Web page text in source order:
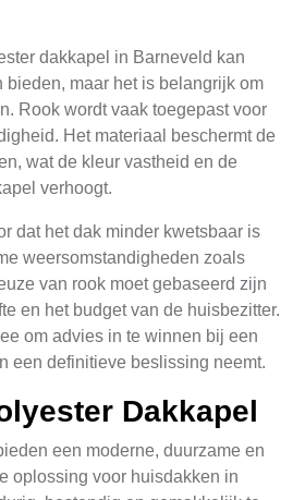
dakkapel in Barneveld kan
maar het is belangrijk om
Rook wordt vaak toegepast voor
Het materiaal beschermt de
wat de kleur vastheid en de
verhoogt.
dat het dak minder kwetsbaar is
weersomstandigheden zoals
van rook moet gebaseerd zijn
en het budget van de huisbezitter.
om advies in te winnen bij een
een definitieve beslissing neemt.
Dakkapel
een moderne, duurzame en
oplossing voor huisdakken in